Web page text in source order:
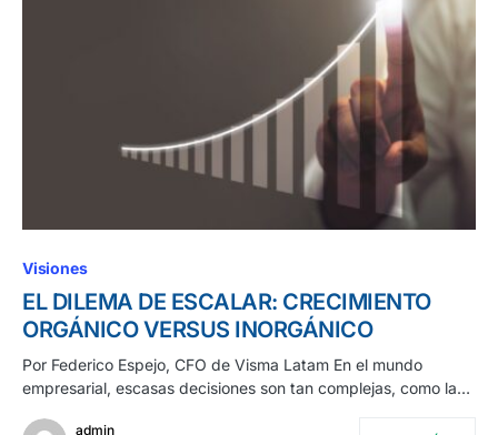
Visiones
EL DILEMA DE ESCALAR: CRECIMIENTO
ORGÁNICO VERSUS INORGÁNICO
Por Federico Espejo, CFO de Visma Latam En el mundo
empresarial, escasas decisiones son tan complejas, como la…
admin